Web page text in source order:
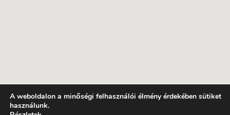
A weboldalon a minőségi felhasználói élmény érdekében sütiket
használunk.